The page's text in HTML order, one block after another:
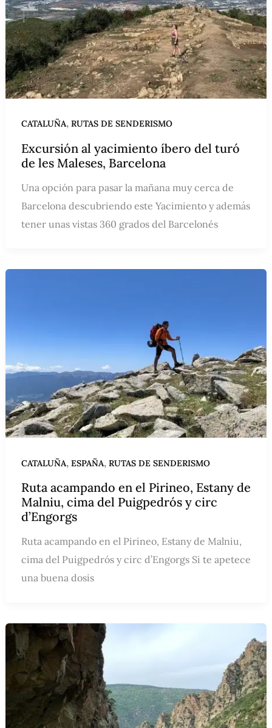
CATALUÑA, RUTAS DE SENDERISMO
Excursión al yacimiento íbero del turó
de les Maleses, Barcelona
Una opción para pasar la mañana muy cerca de
Barcelona descubriendo este Yacimiento y además
tener unas vistas 360 grados del Barcelonés
CATALUÑA, ESPAÑA, RUTAS DE SENDERISMO
Ruta acampando en el Pirineo, Estany de
Malniu, cima del Puigpedrós y circ
d’Engorgs
Ruta acampando en el Pirineo, Estany de Malniu,
cima del Puigpedrós y circ d’Engorgs Si te apetece
una buena dosis